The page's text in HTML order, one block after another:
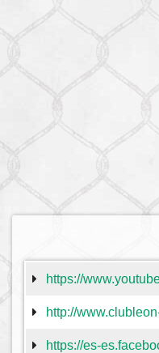
https://
http://
https://es-